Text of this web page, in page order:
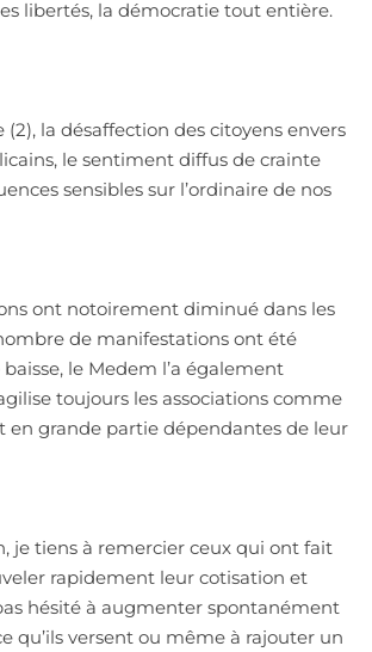
libertés, la démocratie tout entière.
(2), la désaffection des citoyens envers
le sentiment diffus de crainte
sensibles sur l’ordinaire de nos
ont notoirement diminué dans les
de manifestations ont été
le Medem l’a également
toujours les associations comme
en grande partie dépendantes de leur
je tiens à remercier ceux qui ont fait
rapidement leur cotisation et
hésité à augmenter spontanément
qu’ils versent ou même à rajouter un